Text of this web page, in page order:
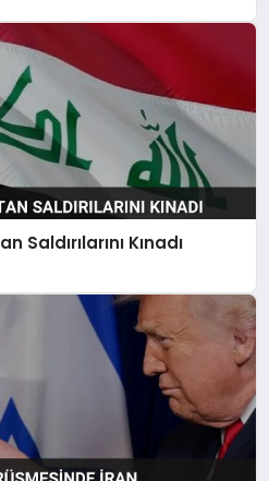
Saldırılarını Kınadı